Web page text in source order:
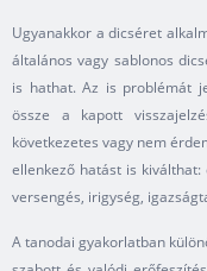
Ugyanakkor a dicséret
általános vagy sablonos
is hathat. Az is problémát
össze a kapott
következetes vagy nem
ellenkező hatást is
versengés, irigység,
A tanodai gyakorlatban